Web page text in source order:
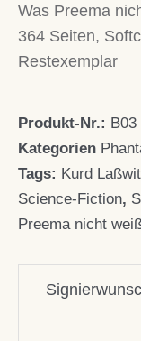
Was Preema
364 Seiten,
Restexemplar
Produkt-Nr.: B03
Kategorien
Tags: Kurd
Science-Fiction,
Preema nicht